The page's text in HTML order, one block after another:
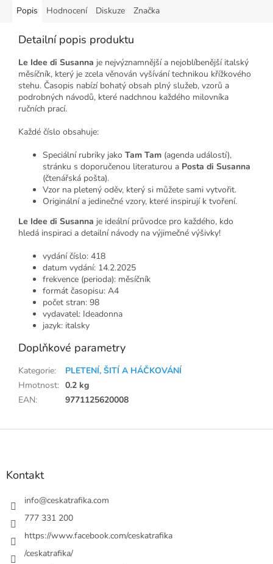
Popis Hodnocení Diskuze Značka
Detailní popis produktu
Le Idee di Susanna je nejvýznamnější a nejoblíbenější italský
měsíčník, který je zcela věnován vyšívání technikou křížkového
stehu. Časopis nabízí bohatý obsah plný služeb, vzorů a
podrobných návodů, které nadchnou každého milovníka
ručních prací.
Každé číslo obsahuje:
Speciální rubriky jako Tam Tam (agenda událostí),
stránku s doporučenou literaturou a Posta di Susanna
(čtenářská pošta).
Vzor na pletený oděv, který si můžete sami vytvořit.
Originální a jedinečné vzory, které inspirují k tvoření.
Le Idee di Susanna je ideální průvodce pro každého, kdo
hledá inspiraci a detailní návody na výjimečné výšivky!
vydání číslo: 418
datum vydání: 14.2.2025
frekvence (perioda): měsíčník
formát časopisu: A4
počet stran: 98
vydavatel: Ideadonna
jazyk: italsky
Doplňkové parametry
Kategorie:
PLETENÍ, ŠITÍ A HÁČKOVÁNÍ
Hmotnost: 0.2 kg
EAN: 9771125620008
Z
Kontakt
info@ceskatrafika.com
777 331 200
https://www.facebook.com/ceskatrafika
/ceskatrafika/